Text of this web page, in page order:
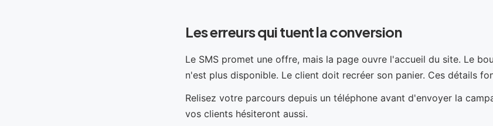
Les erreurs qui tuent la conversion
Le SMS promet une offre, mais la page ouvre l'accueil du site. Le
n'est plus disponible. Le client doit recréer son panier. Ces détails
Relisez votre parcours depuis un téléphone avant d'envoyer la
vos clients hésiteront aussi.